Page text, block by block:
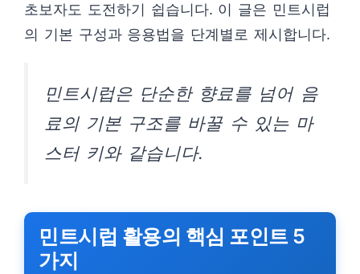
초보자도 도전하기 쉽습니다. 이 글은 민트시럽
의 기본 구성과 응용법을 단계별로 제시합니다.
민트시럽은 단순한 향료를 넘어 음
료의 기본 구조를 바꿀 수 있는 마
스터 키와 같습니다.
민트시럽 활용의 핵심 포인트 5
가지